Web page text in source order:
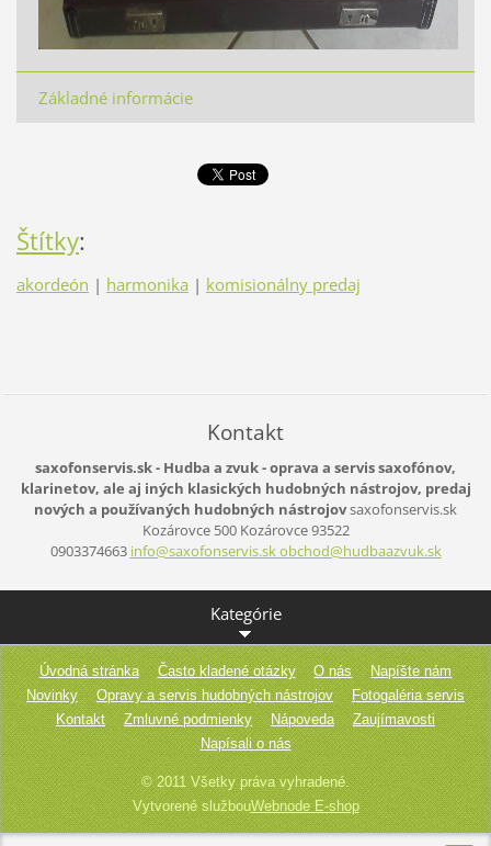
Základné informácie
Štítky:
akordeón | harmonika | komisionálny predaj
Kontakt
saxofonservis.sk - Hudba a zvuk - oprava a servis saxofónov,
klarinetov, ale aj iných klasických hudobných nástrojov, predaj
nových a používaných hudobných nástrojovsaxofonservis.sk
Kozárovce 500Kozárovce93522
0903374663 info@saxofonservis.sk obchod@hudbaazvuk.sk
Kategórie
Úvodná stránka Často kladené otázky O nás
Napíšte nám
Novinky
Opravy a servis hudobných nástrojov
Fotogaléria servis
Kontakt
Zmluvné podmienky Nápoveda
Zaujímavosti
Napísali o nás
© 2011 Všetky práva vyhradené.
Vytvorené službouWebnode E-shop